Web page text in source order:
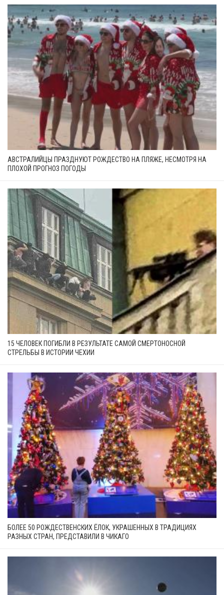
АВСТРАЛИЙЦЫ ПРАЗДНУЮТ РОЖДЕСТВО НА ПЛЯЖЕ, НЕСМОТРЯ НА
ПЛОХОЙ ПРОГНОЗ ПОГОДЫ
15 ЧЕЛОВЕК ПОГИБЛИ В РЕЗУЛЬТАТЕ САМОЙ СМЕРТОНОСНОЙ
СТРЕЛЬБЫ В ИСТОРИИ ЧЕХИИ
БОЛЕЕ 50 РОЖДЕСТВЕНСКИХ ЁЛОК, УКРАШЕННЫХ В ТРАДИЦИЯХ
РАЗНЫХ СТРАН, ПРЕДСТАВИЛИ В ЧИКАГО